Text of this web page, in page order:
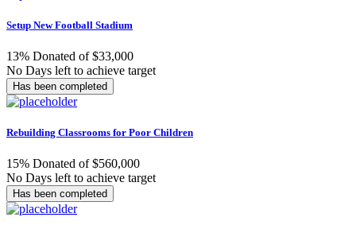
Setup New Football Stadium
13% Donated of $33,000
No Days left to achieve target
Has been completed
Rebuilding Classrooms for Poor Children
15% Donated of $560,000
No Days left to achieve target
Has been completed